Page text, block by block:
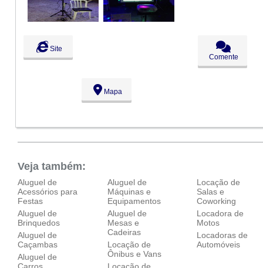
Site
Comente
Mapa
Veja também:
Aluguel de
Acessórios para
Festas
Aluguel de
Brinquedos
Aluguel de
Caçambas
Aluguel de
Aluguel de
Máquinas e
Equipamentos
Aluguel de
Mesas e
Cadeiras
Locação de
Ônibus e Vans
Locação de
Salas e
Coworking
Locadora de
Motos
Locadoras de
Automóveis